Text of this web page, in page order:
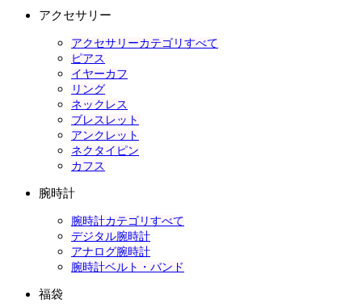
アクセサリー
アクセサリーカテゴリすべて
ピアス
イヤーカフ
リング
ネックレス
ブレスレット
アンクレット
ネクタイピン
カフス
腕時計
腕時計カテゴリすべて
デジタル腕時計
アナログ腕時計
腕時計ベルト・バンド
福袋